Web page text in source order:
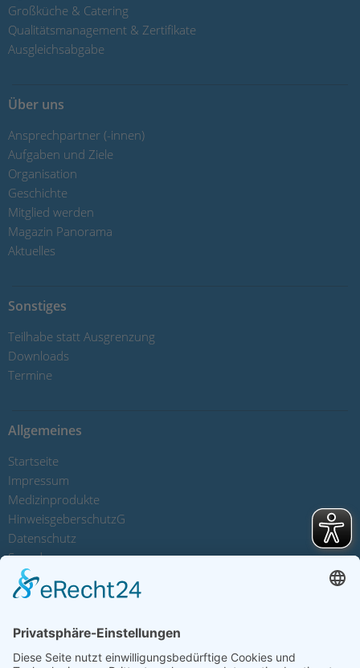
Großküche & Catering
Qualitätsmanagement & Zertifikate
Ausgleichsabgabe
Über uns
Ansprechpartner (-innen)
Aufgaben und Ziele
Organisation
Geschichte
Mitglied werden
Magazin Panorama
Aktuelles
Sonstiges
Teilhabe statt Ausgrenzung
Downloads
Termine
Allgemeines
Startseite
Impressum
Medizinprodukte
HinweisgeberschutzG
Datenschutz
Spenden
Sitemap
Kontakt
Spendenkonten